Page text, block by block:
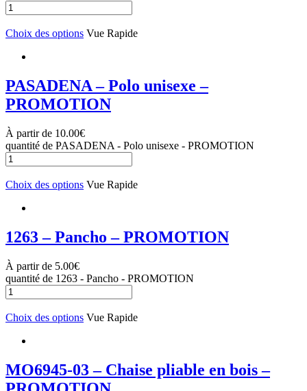
Choix des options Vue Rapide
PASADENA – Polo unisexe –
PROMOTION
À partir de 10.00€
quantité de PASADENA - Polo unisexe - PROMOTION
Choix des options Vue Rapide
1263 – Pancho – PROMOTION
À partir de 5.00€
quantité de 1263 - Pancho - PROMOTION
Choix des options Vue Rapide
MO6945-03 – Chaise pliable en bois –